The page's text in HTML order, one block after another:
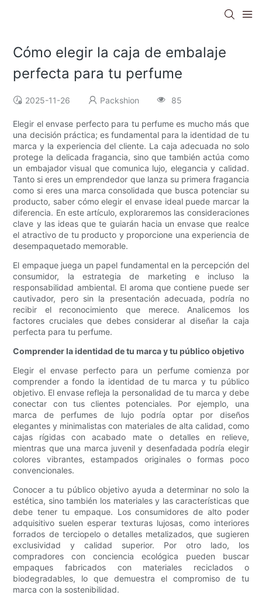
Cómo elegir la caja de embalaje
perfecta para tu perfume
2025-11-26 Packshion 85
Elegir el envase perfecto para tu perfume es mucho más que
una decisión práctica; es fundamental para la identidad de tu
marca y la experiencia del cliente. La caja adecuada no solo
protege la delicada fragancia, sino que también actúa como
un embajador visual que comunica lujo, elegancia y calidad.
Tanto si eres un emprendedor que lanza su primera fragancia
como si eres una marca consolidada que busca potenciar su
producto, saber cómo elegir el envase ideal puede marcar la
diferencia. En este artículo, exploraremos las consideraciones
clave y las ideas que te guiarán hacia un envase que realce
el atractivo de tu producto y proporcione una experiencia de
desempaquetado memorable.
El empaque juega un papel fundamental en la percepción del
consumidor, la estrategia de marketing e incluso la
responsabilidad ambiental. El aroma que contiene puede ser
cautivador, pero sin la presentación adecuada, podría no
recibir el reconocimiento que merece. Analicemos los
factores cruciales que debes considerar al diseñar la caja
perfecta para tu perfume.
Comprender la identidad de tu marca y tu público objetivo
Elegir el envase perfecto para un perfume comienza por
comprender a fondo la identidad de tu marca y tu público
objetivo. El envase refleja la personalidad de tu marca y debe
conectar con tus clientes potenciales. Por ejemplo, una
marca de perfumes de lujo podría optar por diseños
elegantes y minimalistas con materiales de alta calidad, como
cajas rígidas con acabado mate o detalles en relieve,
mientras que una marca juvenil y desenfadada podría elegir
colores vibrantes, estampados originales o formas poco
convencionales.
Conocer a tu público objetivo ayuda a determinar no solo la
estética, sino también los materiales y las características que
debe tener tu empaque. Los consumidores de alto poder
adquisitivo suelen esperar texturas lujosas, como interiores
forrados de terciopelo o detalles metalizados, que sugieren
exclusividad y calidad superior. Por otro lado, los
compradores con conciencia ecológica pueden buscar
empaques fabricados con materiales reciclados o
biodegradables, lo que demuestra el compromiso de tu
marca con la sostenibilidad.